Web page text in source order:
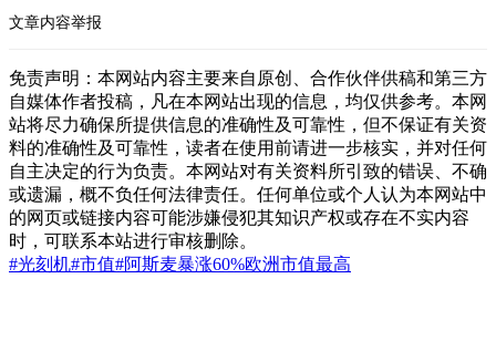
文章内容举报
免责声明：本网站内容主要来自原创、合作伙伴供稿和第三方
自媒体作者投稿，凡在本网站出现的信息，均仅供参考。本网
站将尽力确保所提供信息的准确性及可靠性，但不保证有关资
料的准确性及可靠性，读者在使用前请进一步核实，并对任何
自主决定的行为负责。本网站对有关资料所引致的错误、不确
或遗漏，概不负任何法律责任。任何单位或个人认为本网站中
的网页或链接内容可能涉嫌侵犯其知识产权或存在不实内容
时，可联系本站进行审核删除。
#光刻机#市值#阿斯麦暴涨60%欧洲市值最高